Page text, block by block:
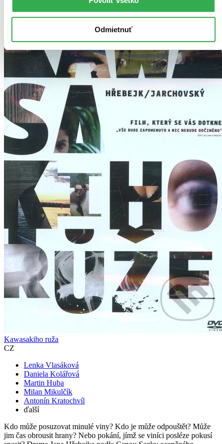
Odmietnuť
Kawasakiho ruža
CZ
Lenka Vlasáková
Daniela Kolářová
Martin Huba
Milan Mikulčík
Antonín Kratochvíl
ďalší
Kdo může posuzovat minulé viny? Kdo je může odpouštět? Může
jim čas obrousit hrany? Nebo pokání, jímž se viníci posléze pokusí